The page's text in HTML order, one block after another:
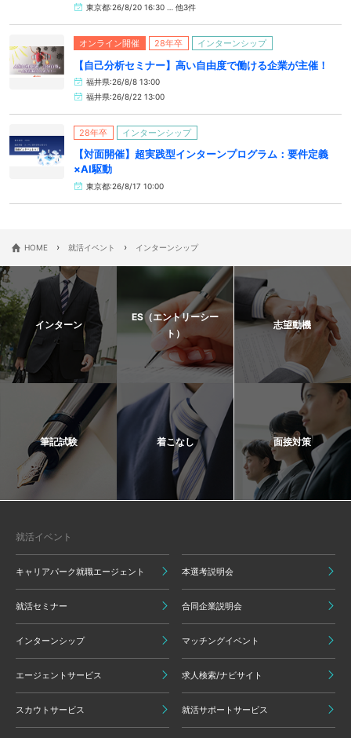
東京都:26/8/20 16:30 … 他3件
オンライン開催 28年卒 インターンシップ
【自己分析セミナー】高い自由度で働ける企業が主催！
福井県:26/8/8 13:00
福井県:26/8/22 13:00
28年卒 インターンシップ
【対面開催】超実践型インターンプログラム：要件定義
×AI駆動
東京都:26/8/17 10:00
HOME › 就活イベント › インターンシップ
インターン
ES（エントリーシー
ト）
志望動機
筆記試験 着こなし 面接対策
就活イベント
キャリアパーク就職エージェント 本選考説明会
就活セミナー 合同企業説明会
インターンシップ マッチングイベント
エージェントサービス 求人検索/ナビサイト
スカウトサービス 就活サポートサービス